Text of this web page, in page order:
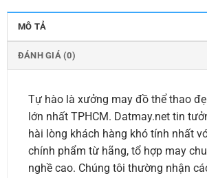
MÔ TẢ
ĐÁNH GIÁ (0)
Tự hào là xưởng may đồ thể thao
lớn nhất TPHCM. Datmay.net tin
hài lòng khách hàng khó tính nhất
chính phẩm từ hãng, tổ hợp may
nghề cao. Chúng tôi thường nhận